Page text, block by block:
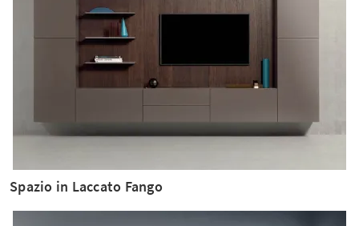
Spazio in Laccato Fango